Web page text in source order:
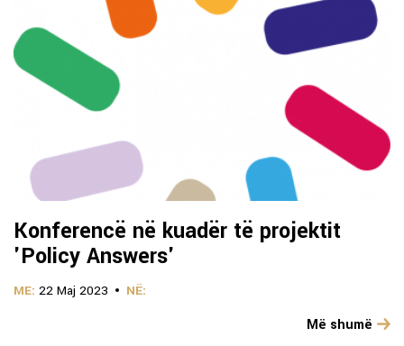
Konferencë në kuadër të projektit
'Policy Answers'
ME: 22 Maj 2023 NË:
Më shumë